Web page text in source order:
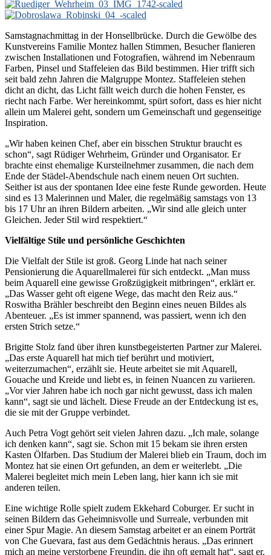
Samstagnachmittag in der Honsellbrücke. Durch die Gewölbe des
Kunstvereins Familie Montez hallen Stimmen, Besucher flanieren
zwischen Installationen und Fotografien, während im Nebenraum
Farben, Pinsel und Staffeleien das Bild bestimmen. Hier trifft sich
seit bald zehn Jahren die Malgruppe Montez. Staffeleien stehen
dicht an dicht, das Licht fällt weich durch die hohen Fenster, es
riecht nach Farbe. Wer hereinkommt, spürt sofort, dass es hier nicht
allein um Malerei geht, sondern um Gemeinschaft und gegenseitige
Inspiration.
„Wir haben keinen Chef, aber ein bisschen Struktur braucht es
schon“, sagt Rüdiger Wehrheim, Gründer und Organisator. Er
brachte einst ehemalige Kursteilnehmer zusammen, die nach dem
Ende der Städel-Abendschule nach einem neuen Ort suchten.
Seither ist aus der spontanen Idee eine feste Runde geworden. Heute
sind es 13 Malerinnen und Maler, die regelmäßig samstags von 13
bis 17 Uhr an ihren Bildern arbeiten. „Wir sind alle gleich unter
Gleichen. Jeder Stil wird respektiert.“
Vielfältige Stile und persönliche Geschichten
Die Vielfalt der Stile ist groß. Georg Linde hat nach seiner
Pensionierung die Aquarellmalerei für sich entdeckt. „Man muss
beim Aquarell eine gewisse Großzügigkeit mitbringen“, erklärt er.
„Das Wasser geht oft eigene Wege, das macht den Reiz aus.“
Roswitha Brähler beschreibt den Beginn eines neuen Bildes als
Abenteuer. „Es ist immer spannend, was passiert, wenn ich den
ersten Strich setze.“
Brigitte Stolz fand über ihren kunstbegeisterten Partner zur Malerei.
„Das erste Aquarell hat mich tief berührt und motiviert,
weiterzumachen“, erzählt sie. Heute arbeitet sie mit Aquarell,
Gouache und Kreide und liebt es, in feinen Nuancen zu variieren.
„Vor vier Jahren habe ich noch gar nicht gewusst, dass ich malen
kann“, sagt sie und lächelt. Diese Freude an der Entdeckung ist es,
die sie mit der Gruppe verbindet.
Auch Petra Vogt gehört seit vielen Jahren dazu. „Ich male, solange
ich denken kann“, sagt sie. Schon mit 15 bekam sie ihren ersten
Kasten Ölfarben. Das Studium der Malerei blieb ein Traum, doch im
Montez hat sie einen Ort gefunden, an dem er weiterlebt. „Die
Malerei begleitet mich mein Leben lang, hier kann ich sie mit
anderen teilen.
Eine wichtige Rolle spielt zudem Ekkehard Coburger. Er sucht in
seinen Bildern das Geheimnisvolle und Surreale, verbunden mit
einer Spur Magie. An diesem Samstag arbeitet er an einem Porträt
von Che Guevara, fast aus dem Gedächtnis heraus. „Das erinnert
mich an meine verstorbene Freundin, die ihn oft gemalt hat“, sagt er.